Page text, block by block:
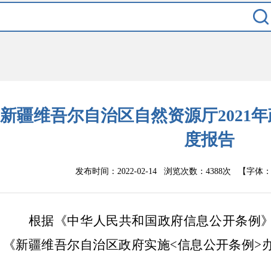
新疆维吾尔自治区自然资源厅2021
度报告
发布时间：2022-02-14 浏览次数： 4388次 【字体：
根据《中华人民共和国政府信息公开条例
《新疆维吾尔自治区政府实施<信息公开条例 >